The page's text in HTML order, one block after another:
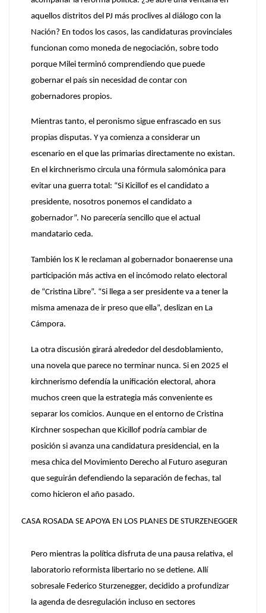
aquellos distritos del PJ más proclives al diálogo con la
Nación? En todos los casos, las candidaturas provinciales
funcionan como moneda de negociación, sobre todo
porque Milei terminó comprendiendo que puede
gobernar el país sin necesidad de contar con
gobernadores propios.
Mientras tanto, el peronismo sigue enfrascado en sus
propias disputas. Y ya comienza a considerar un
escenario en el que las primarias directamente no existan.
En el kirchnerismo circula una fórmula salomónica para
evitar una guerra total: “Si Kicillof es el candidato a
presidente, nosotros ponemos el candidato a
gobernador”. No parecería sencillo que el actual
mandatario ceda.
También los K le reclaman al gobernador bonaerense una
participación más activa en el incómodo relato electoral
de “Cristina Libre”. “Si llega a ser presidente va a tener la
misma amenaza de ir preso que ella”, deslizan en La
Cámpora.
La otra discusión girará alrededor del desdoblamiento,
una novela que parece no terminar nunca. Si en 2025 el
kirchnerismo defendía la unificación electoral, ahora
muchos creen que la estrategia más conveniente es
separar los comicios. Aunque en el entorno de Cristina
Kirchner sospechan que Kicillof podría cambiar de
posición si avanza una candidatura presidencial, en la
mesa chica del Movimiento Derecho al Futuro aseguran
que seguirán defendiendo la separación de fechas, tal
como hicieron el año pasado.
CASA ROSADA SE APOYA EN LOS PLANES DE STURZENEGGER
Pero mientras la política disfruta de una pausa relativa, el
laboratorio reformista libertario no se detiene. Allí
sobresale Federico Sturzenegger, decidido a profundizar
la agenda de desregulación incluso en sectores